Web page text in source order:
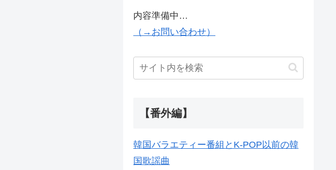
内容準備中…
（→お問い合わせ）
【番外編】
韓国バラエティー番組とK-POP以前の韓
国歌謡曲